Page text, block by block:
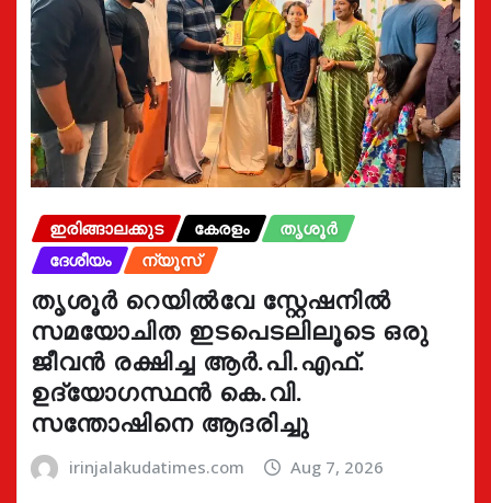
ഇരിങ്ങാലക്കുട കേരളം
തൃശൂർ
ദേശീയം
ന്യൂസ്
തൃശൂർ റെയിൽവേ സ്റ്റേഷനിൽ
സമയോചിത ഇടപെടലിലൂടെ ഒരു
ജീവൻ രക്ഷിച്ച ആർ.പി.എഫ്.
ഉദ്യോഗസ്ഥൻ കെ.വി.
സന്തോഷിനെ ആദരിച്ചു
irinjalakudatimes.com Aug 7, 2026